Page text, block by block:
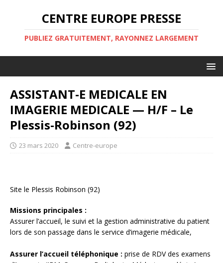
CENTRE EUROPE PRESSE
PUBLIEZ GRATUITEMENT, RAYONNEZ LARGEMENT
ASSISTANT-E MEDICALE EN
IMAGERIE MEDICALE — H/F – Le
Plessis-Robinson (92)
23 mars 2020 Centre-europe
Site le Plessis Robinson (92)
Missions principales :
Assurer l’accueil, le suivi et la gestion administrative du patient
lors de son passage dans le service d’imagerie médicale,
Assurer l’accueil téléphonique : prise de RDV des examens